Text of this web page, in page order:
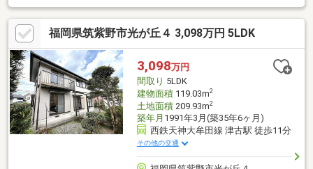
まず何からすればいい？◎小さなことからなんでも・いつでも♪〇
5LDK×119㎡のゆとり空間、駐車場付きの快適戸建て♪〇新耐震基
準・住宅ローン控除利用可♪〇水回り新品交換済みで快適にご入居
♪【教育】◆筑紫東小学校：徒歩12分◆筑紫野南中学校：徒歩25
分【暮らし】◆サニー光が丘店：徒歩3分◆筑紫野光が丘郵便
局：徒歩4分◇◆◇◆◇◇◆◇◆◇◇◆◇◆◇◇◆◇◆◇
福岡県筑紫野市光が丘４ 3,098万円 5LDK
3,098万円
間取り 5LDK
建物面積119.03m2
土地面積209.93m2
築年月 1991年3月(築35年6ヶ月)
西鉄天神大牟田線 津古駅 徒歩11分
その他の交通